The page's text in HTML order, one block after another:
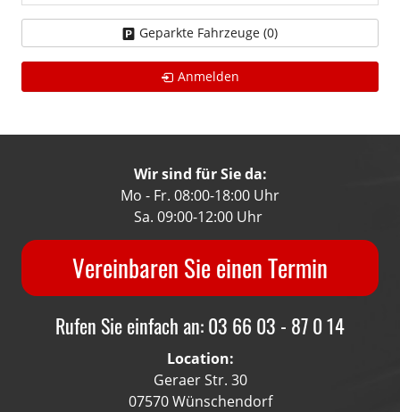
Geparkte Fahrzeuge (0)
Anmelden
Wir sind für Sie da:
Mo - Fr. 08:00-18:00 Uhr
Sa. 09:00-12:00 Uhr
Vereinbaren Sie einen Termin
Rufen Sie einfach an: 03 66 03 - 87 0 14
Location:
Geraer Str. 30
07570 Wünschendorf